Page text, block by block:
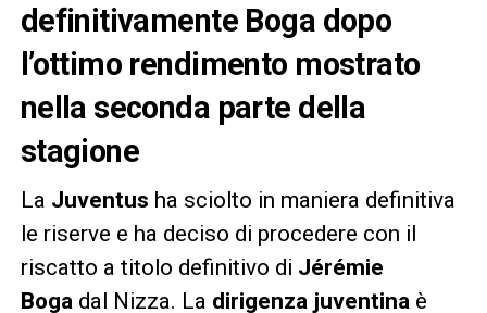
definitivamente Boga dopo
l’ottimo rendimento mostrato
nella seconda parte della
stagione
La Juventus ha sciolto in maniera definitiva
le riserve e ha deciso di procedere con il
riscatto a titolo definitivo di Jérémie
Bogadal Nizza. La dirigenza juventina è